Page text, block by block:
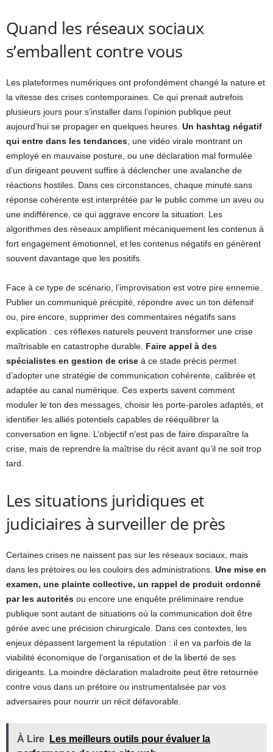
Quand les réseaux sociaux
s’emballent contre vous
Les plateformes numériques ont profondément changé la nature et
la vitesse des crises contemporaines. Ce qui prenait autrefois
plusieurs jours pour s’installer dans l’opinion publique peut
aujourd’hui se propager en quelques heures. Un hashtag négatif
qui entre dans les tendances , une vidéo virale montrant un
employé en mauvaise posture, ou une déclaration mal formulée
d’un dirigeant peuvent suffire à déclencher une avalanche de
réactions hostiles. Dans ces circonstances, chaque minute sans
réponse cohérente est interprétée par le public comme un aveu ou
une indifférence, ce qui aggrave encore la situation. Les
algorithmes des réseaux amplifient mécaniquement les contenus à
fort engagement émotionnel, et les contenus négatifs en génèrent
souvent davantage que les positifs.
Face à ce type de scénario, l’improvisation est votre pire ennemie.
Publier un communiqué précipité, répondre avec un ton défensif
ou, pire encore, supprimer des commentaires négatifs sans
explication : ces réflexes naturels peuvent transformer une crise
maîtrisable en catastrophe durable. Faire appel à des
spécialistes en gestion de crise à ce stade précis permet
d’adopter une stratégie de communication cohérente, calibrée et
adaptée au canal numérique. Ces experts savent comment
moduler le ton des messages, choisir les porte-paroles adaptés, et
identifier les alliés potentiels capables de rééquilibrer la
conversation en ligne. L’objectif n’est pas de faire disparaître la
crise, mais de reprendre la maîtrise du récit avant qu’il ne soit trop
tard.
Les situations juridiques et
judiciaires à surveiller de près
Certaines crises ne naissent pas sur les réseaux sociaux, mais
dans les prétoires ou les couloirs des administrations. Une mise en
examen, une plainte collective, un rappel de produit ordonné
par les autorités ou encore une enquête préliminaire rendue
publique sont autant de situations où la communication doit être
gérée avec une précision chirurgicale. Dans ces contextes, les
enjeux dépassent largement la réputation : il en va parfois de la
viabilité économique de l’organisation et de la liberté de ses
dirigeants. La moindre déclaration maladroite peut être retournée
contre vous dans un prétoire ou instrumentalisée par vos
adversaires pour nourrir un récit défavorable.
À Lire
Les meilleurs outils pour évaluer la